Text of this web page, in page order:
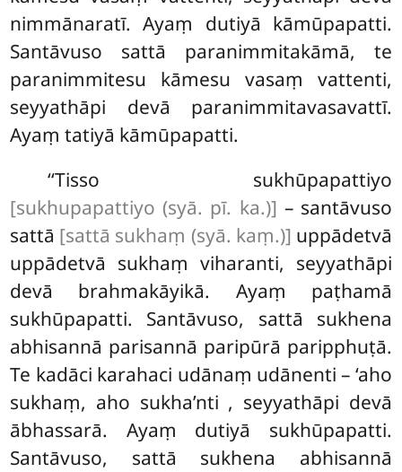
nimmānaratī. Ayaṃ dutiyā kāmūpapatti.
Santāvuso sattā paranimmitakāmā, te
paranimmitesu kāmesu vasaṃ vattenti,
seyyathāpi devā paranimmitavasavattī.
Ayaṃ tatiyā kāmūpapatti.
‘‘Tisso sukhūpapattiyo
[sukhupapattiyo (syā. pī. ka.)] – santāvuso
sattā [sattā sukhaṃ (syā. kaṃ.)] uppādetvā
uppādetvā sukhaṃ viharanti, seyyathāpi
devā brahmakāyikā. Ayaṃ paṭhamā
sukhūpapatti. Santāvuso, sattā sukhena
abhisannā parisannā paripūrā paripphuṭā.
Te kadāci karahaci udānaṃ udānenti – ‘aho
sukhaṃ, aho sukha’nti , seyyathāpi devā
ābhassarā. Ayaṃ dutiyā sukhūpapatti.
Santāvuso, sattā sukhena abhisannā